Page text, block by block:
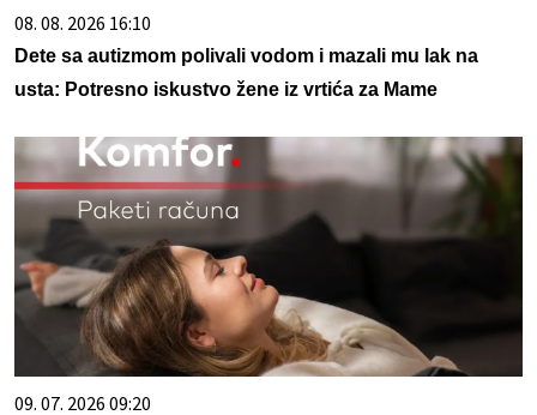
08. 08. 2026 16:10
Dete sa autizmom polivali vodom i mazali mu lak na
usta: Potresno iskustvo žene iz vrtića za Mame
09. 07. 2026 09:20